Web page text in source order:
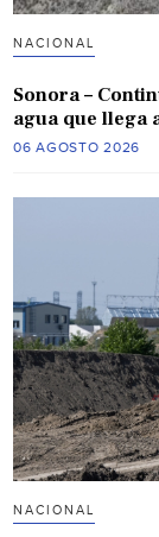
NACIONAL
Sonora –
agua que llega
06 AGOSTO 2026
NACIONAL